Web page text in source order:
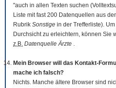
"auch in allen Texten suchen
Liste mit fast 200 Datenquellen aus
Rubrik Sonstige in der Trefferliste).
Durchsicht zu erleichtern, können Sie
z.B. Datenquelle Ärzte .
Mein Browser will das Kontakt-
mache ich falsch?
Nichts. Manche ältere Browser sind